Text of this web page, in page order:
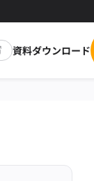
資料ダウンロード